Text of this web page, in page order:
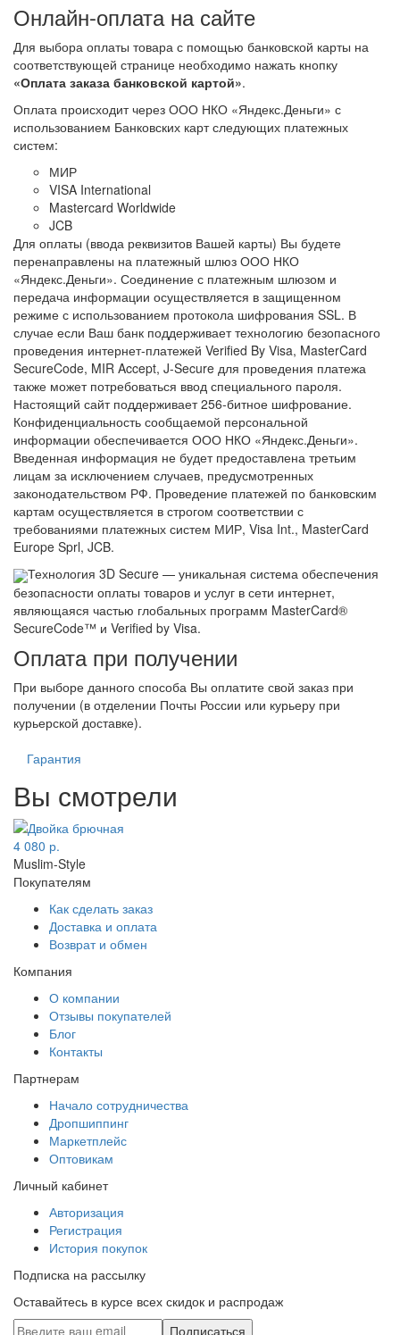
Онлайн-оплата на сайте
Для выбора оплаты товара с помощью банковской карты на
соответствующей странице необходимо нажать кнопку
«Оплата заказа банковской картой».
Оплата происходит через ООО НКО «Яндекс.Деньги» с
использованием Банковских карт следующих платежных
систем:
МИР
VISA International
Mastercard Worldwide
JCB
Для оплаты (ввода реквизитов Вашей карты) Вы будете
перенаправлены на платежный шлюз ООО НКО
«Яндекс.Деньги». Соединение с платежным шлюзом и
передача информации осуществляется в защищенном
режиме с использованием протокола шифрования SSL. В
случае если Ваш банк поддерживает технологию безопасного
проведения интернет-платежей Verified By Visa, MasterCard
SecureCode, MIR Accept, J-Secure для проведения платежа
также может потребоваться ввод специального пароля.
Настоящий сайт поддерживает 256-битное шифрование.
Конфиденциальность сообщаемой персональной
информации обеспечивается ООО НКО «Яндекс.Деньги».
Введенная информация не будет предоставлена третьим
лицам за исключением случаев, предусмотренных
законодательством РФ. Проведение платежей по банковским
картам осуществляется в строгом соответствии с
требованиями платежных систем МИР, Visa Int., MasterCard
Europe Sprl, JCB.
Технология 3D Secure — уникальная система обеспечения
безопасности оплаты товаров и услуг в сети интернет,
являющаяся частью глобальных программ MasterCard®
SecureCode™ и Verified by Visa.
Оплата при получении
При выборе данного способа Вы оплатите свой заказ при
получении (в отделении Почты России или курьеру при
курьерской доставке).
Гарантия
Вы смотрели
4 080 р.
Muslim-Style
Покупателям
Как сделать заказ
Доставка и оплата
Возврат и обмен
Компания
О компании
Отзывы покупателей
Блог
Контакты
Партнерам
Начало сотрудничества
Дропшиппинг
Маркетплейс
Оптовикам
Личный кабинет
Авторизация
Регистрация
История покупок
Подписка на рассылку
Оставайтесь в курсе всех скидок и распродаж
Подписаться